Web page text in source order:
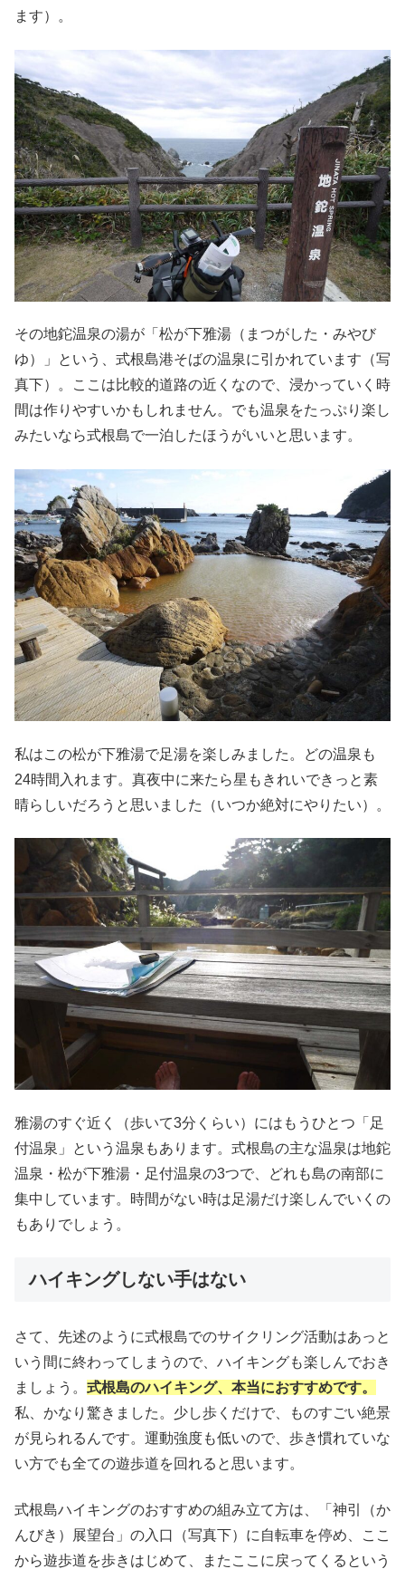
ます）。
その地鉈温泉の湯が「松が下雅湯（まつがした・みやび
ゆ）」という、式根島港そばの温泉に引かれています（写
真下）。ここは比較的道路の近くなので、浸かっていく時
間は作りやすいかもしれません。でも温泉をたっぷり楽し
みたいなら式根島で一泊したほうがいいと思います。
私はこの松が下雅湯で足湯を楽しみました。どの温泉も
24時間入れます。真夜中に来たら星もきれいできっと素
晴らしいだろうと思いました（いつか絶対にやりたい）。
雅湯のすぐ近く（歩いて3分くらい）にはもうひとつ「足
付温泉」という温泉もあります。式根島の主な温泉は地鉈
温泉・松が下雅湯・足付温泉の3つで、どれも島の南部に
集中しています。時間がない時は足湯だけ楽しんでいくの
もありでしょう。
ハイキングしない手はない
さて、先述のように式根島でのサイクリング活動はあっと
いう間に終わってしまうので、ハイキングも楽しんでおき
ましょう。 式根島のハイキング、本当におすすめです。
私、かなり驚きました。少し歩くだけで、ものすごい絶景
が見られるんです。運動強度も低いので、歩き慣れていな
い方でも全ての遊歩道を回れると思います。
式根島ハイキングのおすすめの組み立て方は、「神引（か
んびき）展望台」の入口（写真下）に自転車を停め、ここ
から遊歩道を歩きはじめて、またここに戻ってくるという